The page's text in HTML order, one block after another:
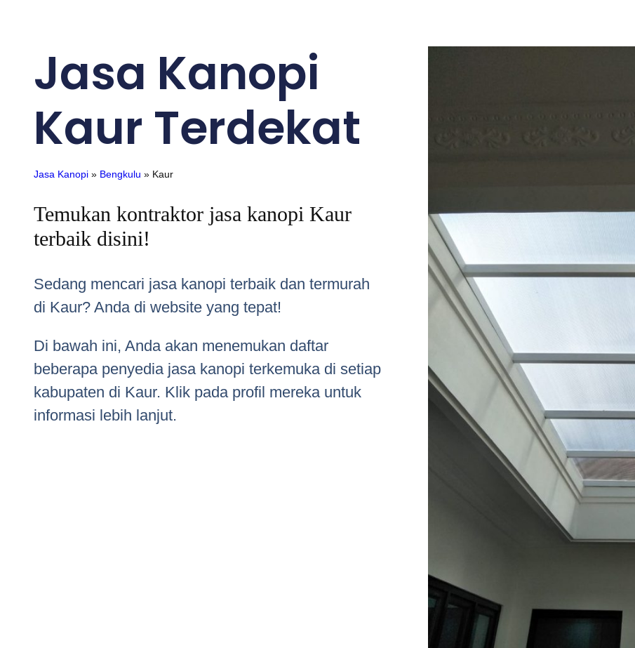
Jasa Kanopi
Kaur Terdekat
Jasa Kanopi» Bengkulu » Kaur
Temukan kontraktor jasa kanopi Kaur
terbaik disini!
Sedang mencari jasa kanopi terbaik dan termurah
di Kaur? Anda di website yang tepat!
Di bawah ini, Anda akan menemukan daftar
beberapa penyedia jasa kanopi terkemuka di setiap
kabupaten di Kaur. Klik pada profil mereka untuk
informasi lebih lanjut.